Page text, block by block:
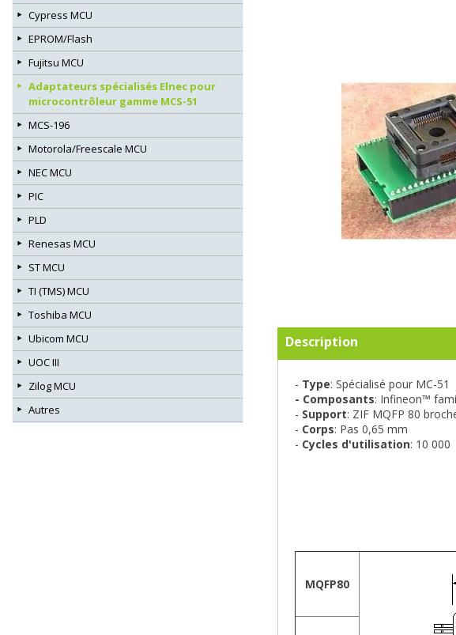
Description
- Type: Spécialisé pour MC-51
- Composants: Infineon™
- Support: ZIF MQFP 80
- Corps: Pas 0,65 mm
- Cycles d'utilisation: 10 000
Boîtier(s)
MQFP80
Cypress MCU
EPROM/Flash
Fujitsu MCU
Adaptateurs spécialisés Elnec pour
microcontrôleur gamme MCS-51
MCS-196
Motorola/Freescale MCU
NEC MCU
PIC
PLD
Renesas MCU
ST MCU
TI (TMS) MCU
Toshiba MCU
Ubicom MCU
UOC III
Zilog MCU
Autres